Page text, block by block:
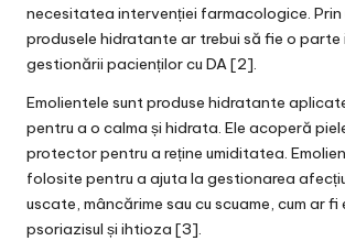
necesitatea intervenției farmacologice. Prin
produsele hidratante ar trebui să fie o
gestionării pacienților cu DA [2].
Emolientele sunt produse hidratante
pentru a o calma și hidrata. Ele acoperă
protector pentru a reține umiditatea.
folosite pentru a ajuta la gestionarea
uscate, mâncărime sau cu scuame, cum ar fi
psoriazisul și ihtioza [3].